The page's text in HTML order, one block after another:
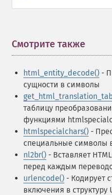
Смотрите также
html_entity_decode() -
сущности в символы
таблицу
функциями
htmlspecialchars() -
специальные символы
nl2br() - Вставляет
перед каждым
urlencode() - Кодирует
включения в структуру